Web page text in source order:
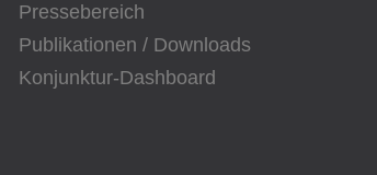
Pressebereich
Publikationen / Downloads
Konjunktur-Dashboard